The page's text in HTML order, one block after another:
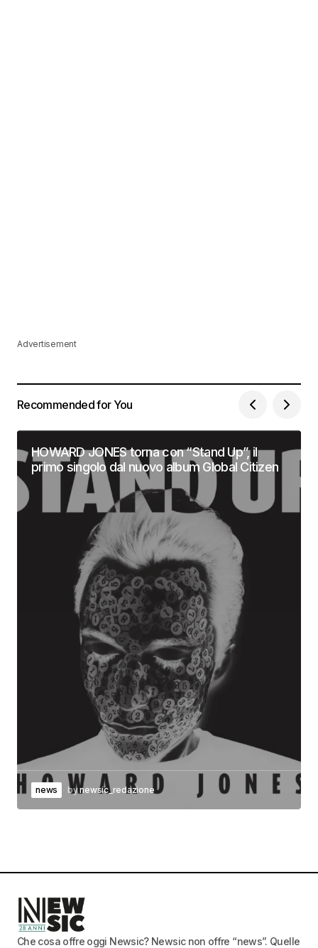
Advertisement
Recommended for You
HOWARD JONES torna con “Stand Up”, il
primo singolo dal nuovo album Global Citizen
news bynewsic_redazione
Che cosa offre oggi Newsic? Newsic non offre “news”. Quelle